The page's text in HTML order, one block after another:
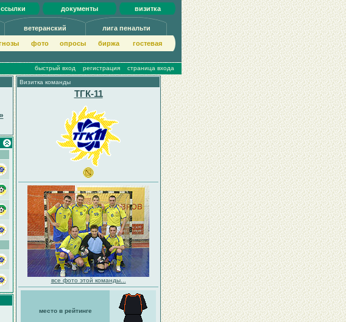
ссылки документы визитка
ветеранский лига пенальти
фото опросы биржа гoстeвая
быстрый вход регистрация страница входа
Визитка команды
ТГК-11
все фото этой команды...
место в рейтинге